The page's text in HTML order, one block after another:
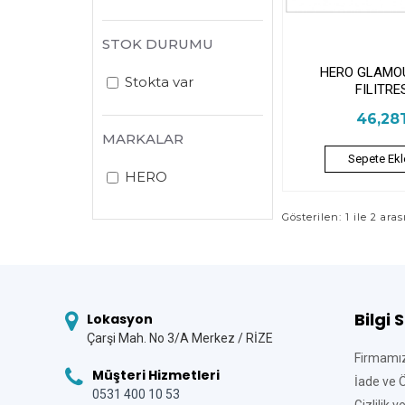
MARKALAR
HERO
STOK DURUMU
Stokta var
HERO
Sepete
Gösterilen: 1 ile 2
Lokasyon
Çarşi Mah. No 3/A Merkez / RİZE
Müşteri Hizmetleri
0531 400 10 53
Bilgi
İade ve